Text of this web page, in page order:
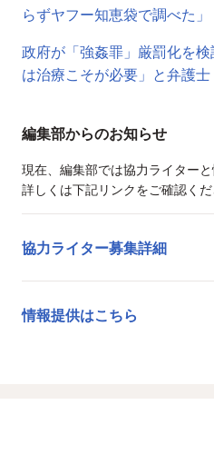
らずヤフー知恵袋で調べた」
政府が「強姦罪」厳罰化を
は治療こそが必要」と弁護士
編集部からのお知らせ
現在、編集部では協力ライター
詳しくは下記リンクをご確認くだ
協力ライター募集詳細
情報提供はこちら